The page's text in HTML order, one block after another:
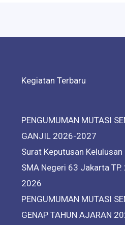
Kegiatan Terbaru
PENGUMUMAN MUTASI
GANJIL 2026-2027
Surat Keputusan
SMA Negeri 63 Jakarta
2026
PENGUMUMAN MUTASI
GENAP TAHUN AJARAN